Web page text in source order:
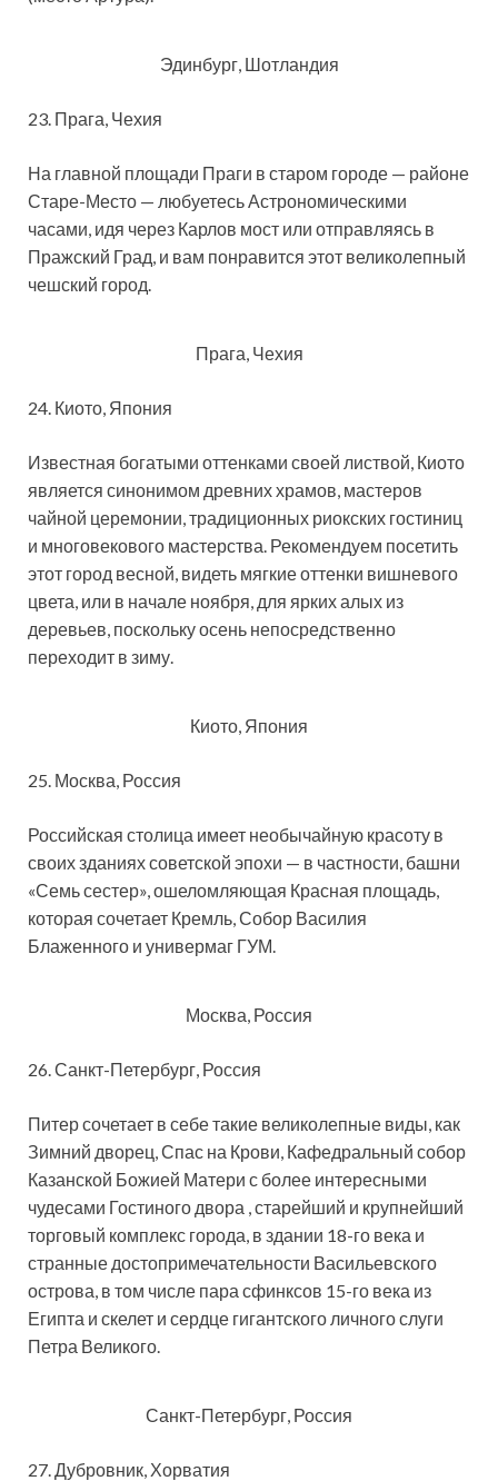
Эдинбург, Шотландия
23. Прага, Чехия
На главной площади Праги в старом городе — районе
Старе-Место — любуетесь Астрономическими
часами, идя через Карлов мост или отправляясь в
Пражский Град, и вам понравится этот великолепный
чешский город.
Прага, Чехия
24. Киото, Япония
Известная богатыми оттенками своей листвой, Киото
является синонимом древних храмов, мастеров
чайной церемонии, традиционных риокских гостиниц
и многовекового мастерства. Рекомендуем посетить
этот город весной, видеть мягкие оттенки вишневого
цвета, или в начале ноября, для ярких алых из
деревьев, поскольку осень непосредственно
переходит в зиму.
Киото, Япония
25. Москва, Россия
Российская столица имеет необычайную красоту в
своих зданиях советской эпохи — в частности, башни
«Семь сестер», ошеломляющая Красная площадь,
которая сочетает Кремль, Собор Василия
Блаженного и универмаг ГУМ.
Москва, Россия
26. Санкт-Петербург, Россия
Питер сочетает в себе такие великолепные виды, как
Зимний дворец, Спас на Крови, Кафедральный собор
Казанской Божией Матери с более интересными
чудесами Гостиного двора , старейший и крупнейший
торговый комплекс города, в здании 18-го века и
странные достопримечательности Васильевского
острова, в том числе пара сфинксов 15-го века из
Египта и скелет и сердце гигантского личного слуги
Петра Великого.
Санкт-Петербург, Россия
27. Дубровник, Хорватия